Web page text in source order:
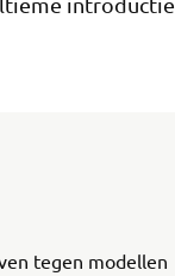
tegen modellen